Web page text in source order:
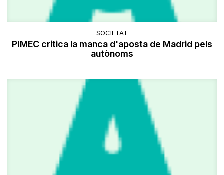
SOCIETAT
PIMEC critica la manca d'aposta de Madrid pels
autònoms